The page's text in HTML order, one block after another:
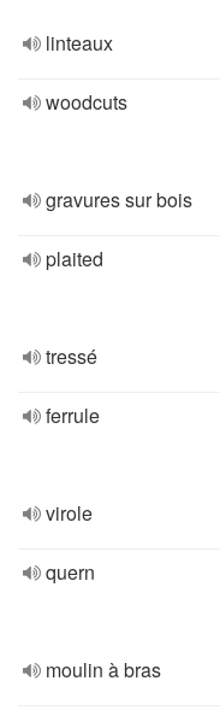
linteaux
woodcuts
gravures sur bois
plaited
tressé
ferrule
virole
quern
moulin à bras